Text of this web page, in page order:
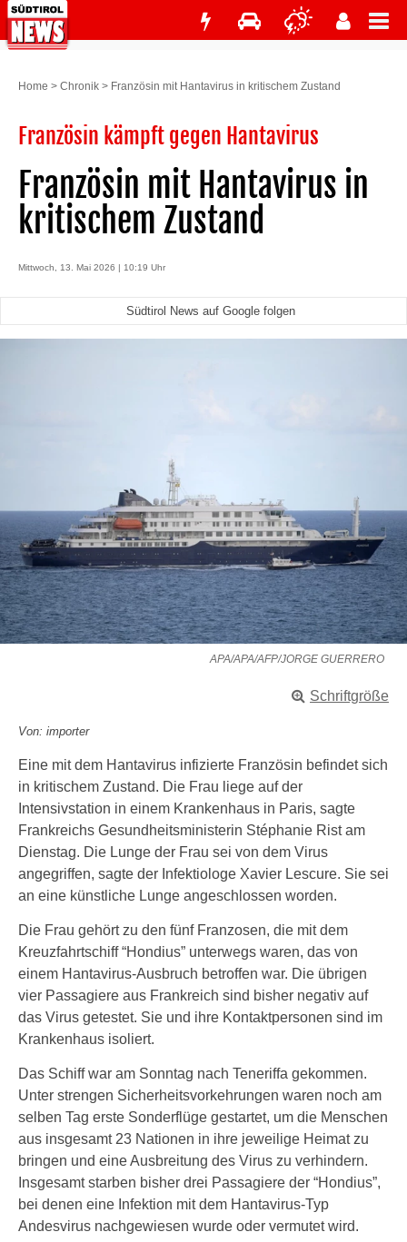
Home > Chronik > Französin mit Hantavirus in kritischem Zustand
Französin kämpft gegen Hantavirus
Französin mit Hantavirus in
kritischem Zustand
Mittwoch, 13. Mai 2026 | 10:19 Uhr
Südtirol News auf Google folgen
APA/APA/AFP/JORGE GUERRERO
Schriftgröße
Von: importer
Eine mit dem Hantavirus infizierte Französin befindet sich
in kritischem Zustand. Die Frau liege auf der
Intensivstation in einem Krankenhaus in Paris, sagte
Frankreichs Gesundheitsministerin Stéphanie Rist am
Dienstag. Die Lunge der Frau sei von dem Virus
angegriffen, sagte der Infektiologe Xavier Lescure. Sie sei
an eine künstliche Lunge angeschlossen worden.
Die Frau gehört zu den fünf Franzosen, die mit dem
Kreuzfahrtschiff “Hondius” unterwegs waren, das von
einem Hantavirus-Ausbruch betroffen war. Die übrigen
vier Passagiere aus Frankreich sind bisher negativ auf
das Virus getestet. Sie und ihre Kontaktpersonen sind im
Krankenhaus isoliert.
Das Schiff war am Sonntag nach Teneriffa gekommen.
Unter strengen Sicherheitsvorkehrungen waren noch am
selben Tag erste Sonderflüge gestartet, um die Menschen
aus insgesamt 23 Nationen in ihre jeweilige Heimat zu
bringen und eine Ausbreitung des Virus zu verhindern.
Insgesamt starben bisher drei Passagiere der “Hondius”,
bei denen eine Infektion mit dem Hantavirus-Typ
Andesvirus nachgewiesen wurde oder vermutet wird.